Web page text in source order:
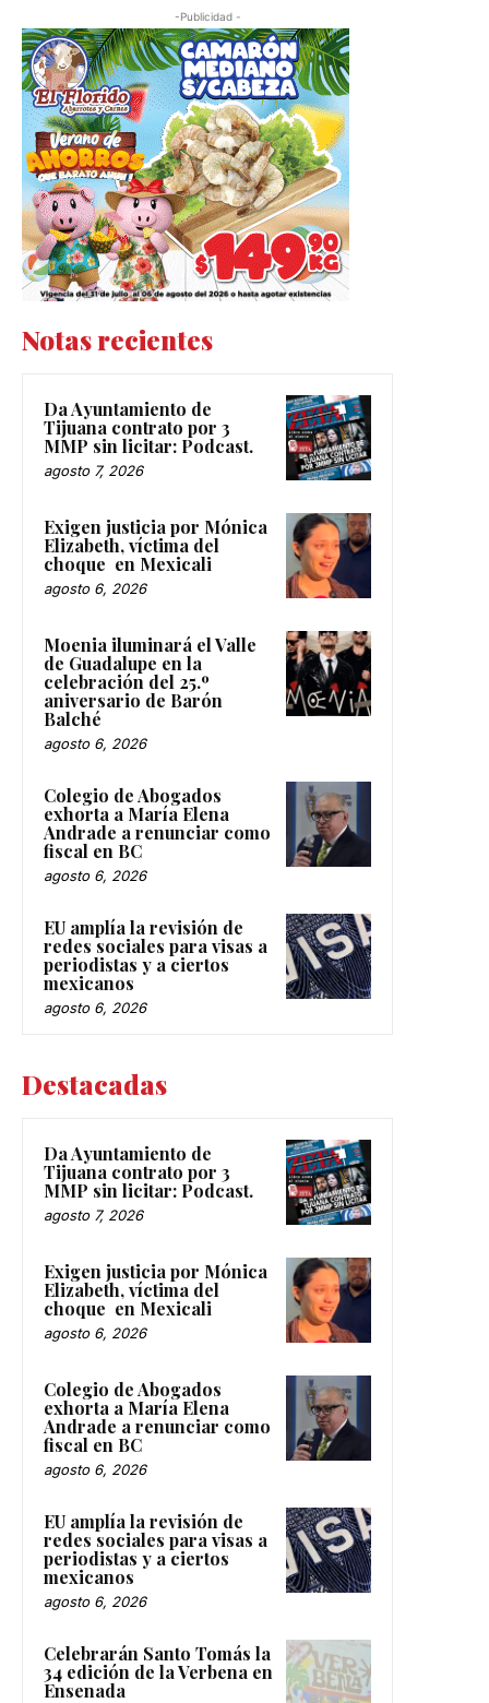
-Publicidad -
Notas recientes
Da Ayuntamiento de
Tijuana contrato por 3
MMP sin licitar: Podcast.
agosto 7, 2026
Exigen justicia por Mónica
Elizabeth, víctima del
choque en Mexicali
agosto 6, 2026
Moenia iluminará el Valle
de Guadalupe en la
celebración del 25.º
aniversario de Barón
Balché
agosto 6, 2026
Colegio de Abogados
exhorta a María Elena
Andrade a renunciar como
fiscal en BC
agosto 6, 2026
EU amplía la revisión de
redes sociales para visas a
periodistas y a ciertos
mexicanos
agosto 6, 2026
Destacadas
Da Ayuntamiento de
Tijuana contrato por 3
MMP sin licitar: Podcast.
agosto 7, 2026
Exigen justicia por Mónica
Elizabeth, víctima del
choque en Mexicali
agosto 6, 2026
Colegio de Abogados
exhorta a María Elena
Andrade a renunciar como
fiscal en BC
agosto 6, 2026
EU amplía la revisión de
redes sociales para visas a
periodistas y a ciertos
mexicanos
agosto 6, 2026
Celebrarán Santo Tomás la
34 edición de la Verbena en
Ensenada